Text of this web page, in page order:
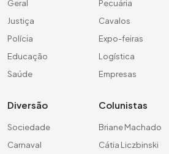
Geral
Justiça
Polícia
Educação
Saúde
Pecuária
Cavalos
Expo-feiras
Logística
Empresas
Diversão
Sociedade
Carnaval
Colunistas
Briane Machado
Cátia Liczbinski